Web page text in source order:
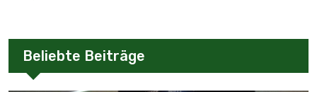
Beliebte Beiträge